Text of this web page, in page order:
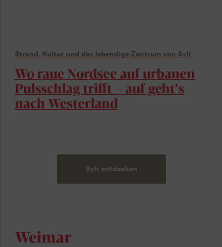
Strand, Kultur und das lebendige Zentrum von Sylt
Wo raue Nordsee auf urbanen
Pulsschlag trifft – auf geht’s
nach Westerland
Sylt entdecken
Weimar